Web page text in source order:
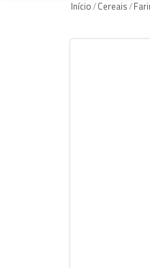
Início/Cereais/